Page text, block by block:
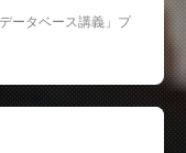
ータベース講義」プ